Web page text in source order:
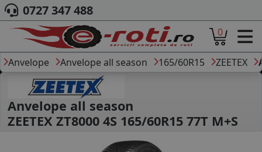
ACASA
DESPRE NOI
ANVELOPE
AUTO
CAMION
MOTO
CAUTARE DUPA
0727 347 488
0
Anvelope Anvelope all season 165/60R15 ZEETEX
Anvelope all season
ZEETEX ZT8000 4S 165/60R15 77T M+S